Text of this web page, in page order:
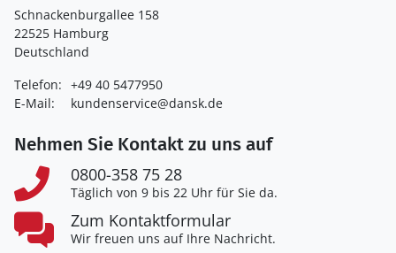
Schnackenburgallee 158
22525 Hamburg
Deutschland
Telefon: +49 40 5477950
E-Mail:
kundenservice@dansk.de
Nehmen Sie Kontakt zu uns auf
0800-358 75 28
Täglich von 9 bis 22 Uhr für Sie da.
Zum Kontaktformular
Wir freuen uns auf Ihre Nachricht.